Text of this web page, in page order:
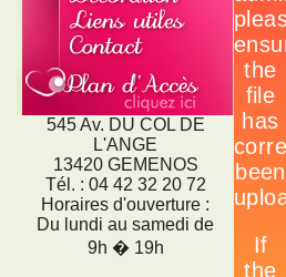
545 Av. DU COL DE
L'ANGE
13420 GEMENOS
Tél. : 04 42 32 20 72
Horaires d'ouverture :
Du lundi au samedi de
9h � 19h